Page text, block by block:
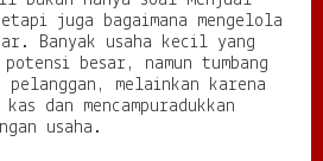
juga bagaimana mengelola
Banyak usaha kecil yang
besar, namun tumbang
pelanggan, melainkan karena
dan mencampuradukkan
usaha.